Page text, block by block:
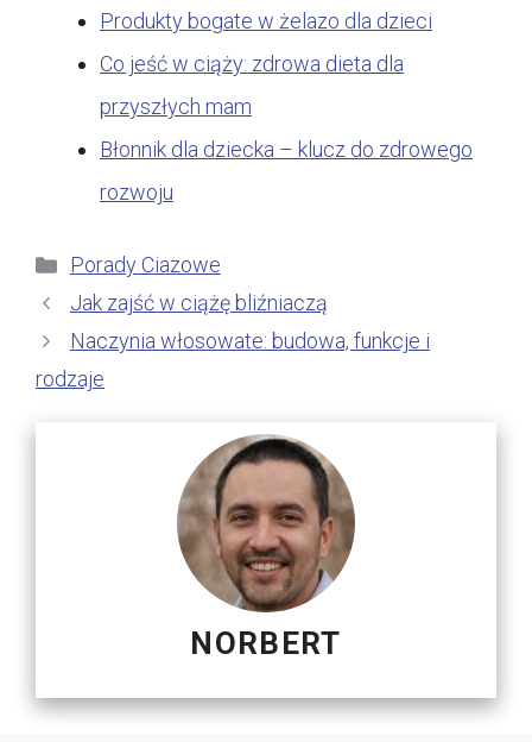
Produkty bogate w żelazo dla dzieci
Co jeść w ciąży: zdrowa dieta dla
przyszłych mam
Błonnik dla dziecka – klucz do zdrowego
rozwoju
Kategorie
Porady Ciazowe
Jak zajść w ciążę bliźniaczą
Naczynia włosowate: budowa, funkcje i
rodzaje
NORBERT